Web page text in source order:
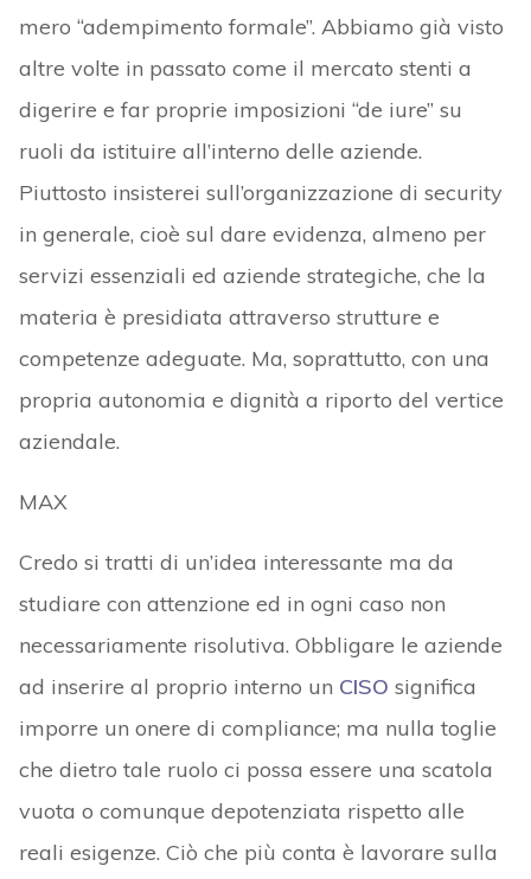
mero “adempimento formale”. Abbiamo già visto
altre volte in passato come il mercato stenti a
digerire e far proprie imposizioni “de iure” su
ruoli da istituire all’interno delle aziende.
Piuttosto insisterei sull’organizzazione di security
in generale, cioè sul dare evidenza, almeno per
servizi essenziali ed aziende strategiche, che la
materia è presidiata attraverso strutture e
competenze adeguate. Ma, soprattutto, con una
propria autonomia e dignità a riporto del vertice
aziendale.
MAX
Credo si tratti di un’idea interessante ma da
studiare con attenzione ed in ogni caso non
necessariamente risolutiva. Obbligare le aziende
ad inserire al proprio interno un CISO significa
imporre un onere di compliance; ma nulla toglie
che dietro tale ruolo ci possa essere una scatola
vuota o comunque depotenziata rispetto alle
reali esigenze. Ciò che più conta è lavorare sulla